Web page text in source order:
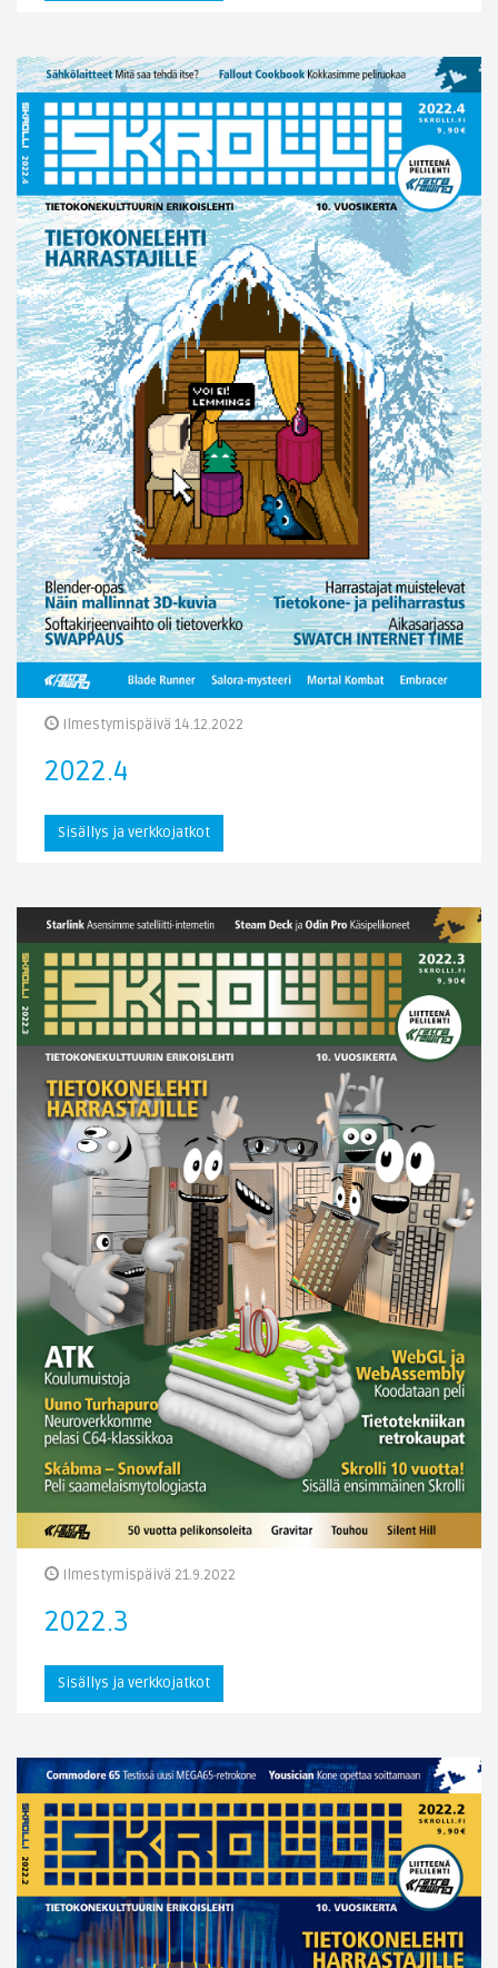
Ilmestymispäivä 14.12.2022
2022.4
Sisällys ja verkkojatkot
Ilmestymispäivä 21.9.2022
2022.3
Sisällys ja verkkojatkot